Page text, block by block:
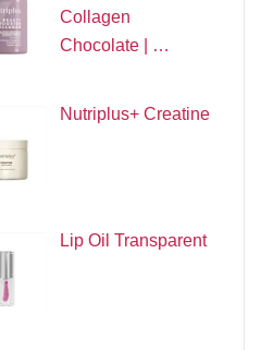
Collagen
Chocolate | …
Nutriplus+ Creatine
Lip Oil Transparent